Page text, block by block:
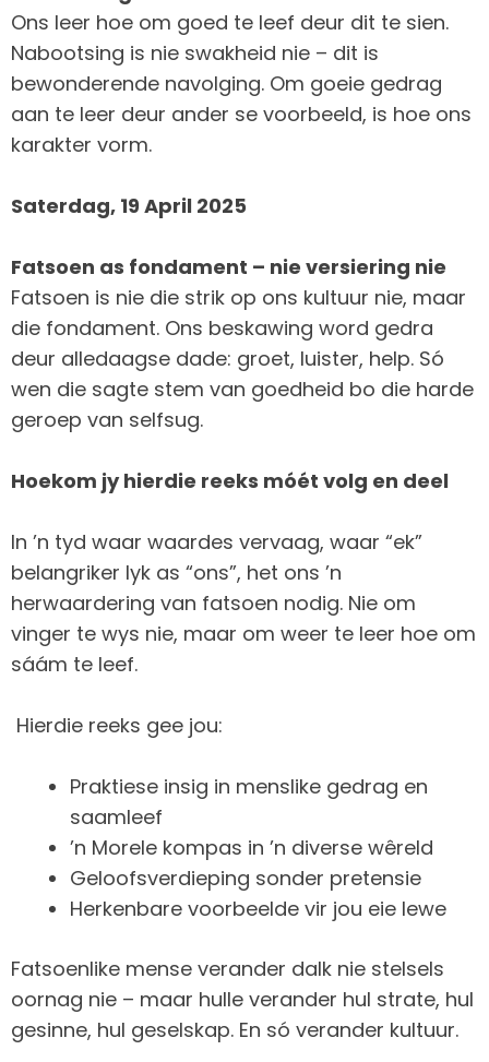
Ons leer hoe om goed te leef deur dit te sien.
Nabootsing is nie swakheid nie – dit is
bewonderende navolging. Om goeie gedrag
aan te leer deur ander se voorbeeld, is hoe ons
karakter vorm.
Saterdag, 19 April 2025
Fatsoen as fondament – nie versiering nie
Fatsoen is nie die strik op ons kultuur nie, maar
die fondament. Ons beskawing word gedra
deur alledaagse dade: groet, luister, help. Só
wen die sagte stem van goedheid bo die harde
geroep van selfsug.
Hoekom jy hierdie reeks móét volg en deel
In ’n tyd waar waardes vervaag, waar “ek”
belangriker lyk as “ons”, het ons ’n
herwaardering van fatsoen nodig. Nie om
vinger te wys nie, maar om weer te leer hoe om
sáám te leef.
Hierdie reeks gee jou:
Praktiese insig in menslike gedrag en
saamleef
’n Morele kompas in ’n diverse wêreld
Geloofsverdieping sonder pretensie
Herkenbare voorbeelde vir jou eie lewe
Fatsoenlike mense verander dalk nie stelsels
oornag nie – maar hulle verander hul strate, hul
gesinne, hul geselskap. En só verander kultuur.